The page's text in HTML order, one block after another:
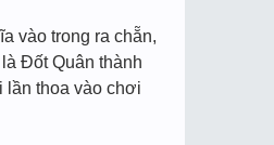
vào trong ra chẵn,
Đốt Quân thành
lần thoa vào chơi